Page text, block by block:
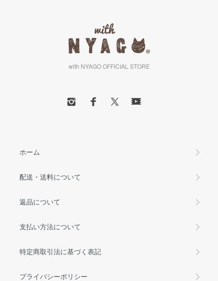
with NYAGO OFFICIAL STORE
ホーム
配送・送料について
返品について
支払い方法について
特定商取引法に基づく表記
プライバシーポリシー